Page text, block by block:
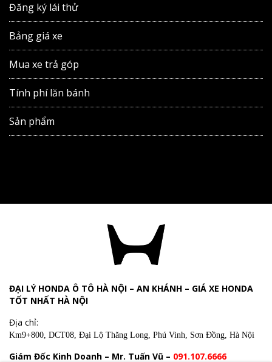
Đăng ký lái thử
Bảng giá xe
Mua xe trả góp
Tính phí lăn bánh
Sản phẩm
ĐẠI LÝ HONDA Ô TÔ HÀ NỘI – AN KHÁNH – GIÁ XE HONDA
TỐT NHẤT HÀ NỘI
Địa chỉ:
Km9+800, DCT08, Đại Lộ Thăng Long, Phú Vinh, Sơn Đồng, Hà Nội
Giám Đốc Kinh Doanh – Mr. Tuấn Vũ – 091.107.6666